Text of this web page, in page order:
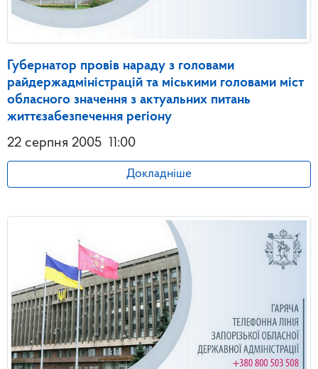
Губернатор провів нараду з головами
райдержадміністрацій та міськими головами міст
обласного значення з актуальних питань
життєзабезпечення регіону
22 серпня 2005 11:00
Докладніше